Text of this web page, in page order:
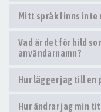
Mitt språk finns inte
Vad är det för bild
användarnamn?
Hur lägger jag till en
Hur ändrar jag min